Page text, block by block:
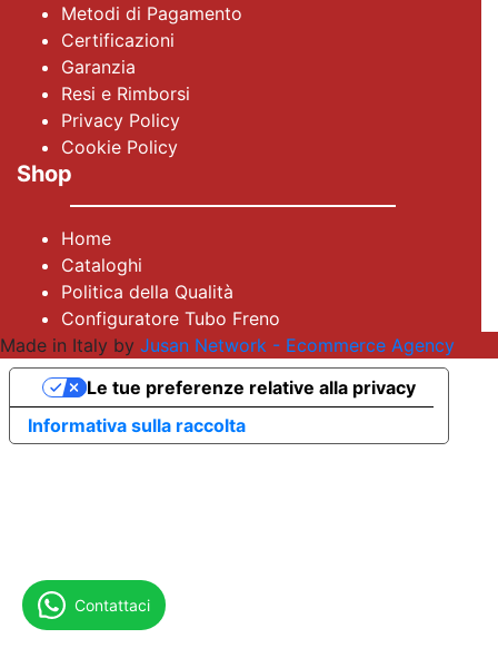
Metodi di Pagamento
Certificazioni
Garanzia
Resi e Rimborsi
Privacy Policy
Cookie Policy
Shop
Home
Cataloghi
Politica della Qualità
Configuratore Tubo Freno
Made in Italy by Jusan Network - Ecommerce Agency
Informativa sulla raccolta
Le tue preferenze relative alla privacy
Contattaci